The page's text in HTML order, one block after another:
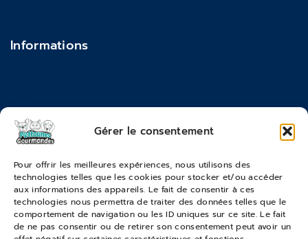
Gérer le consentement
Pour offrir les meilleures expériences, nous utilisons des
technologies telles que les cookies pour stocker et/ou accéder
aux informations des appareils. Le fait de consentir à ces
technologies nous permettra de traiter des données telles que le
comportement de navigation ou les ID uniques sur ce site. Le fait
de ne pas consentir ou de retirer son consentement peut avoir un
Informations
Moyens de paiements
Conditions générales de vente
Suivi de commande
Services & Retours